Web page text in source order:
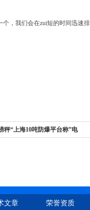
，我们会在zui短的时间迅速
秤“上海10吨防爆平台称”电
文章 荣誉资质